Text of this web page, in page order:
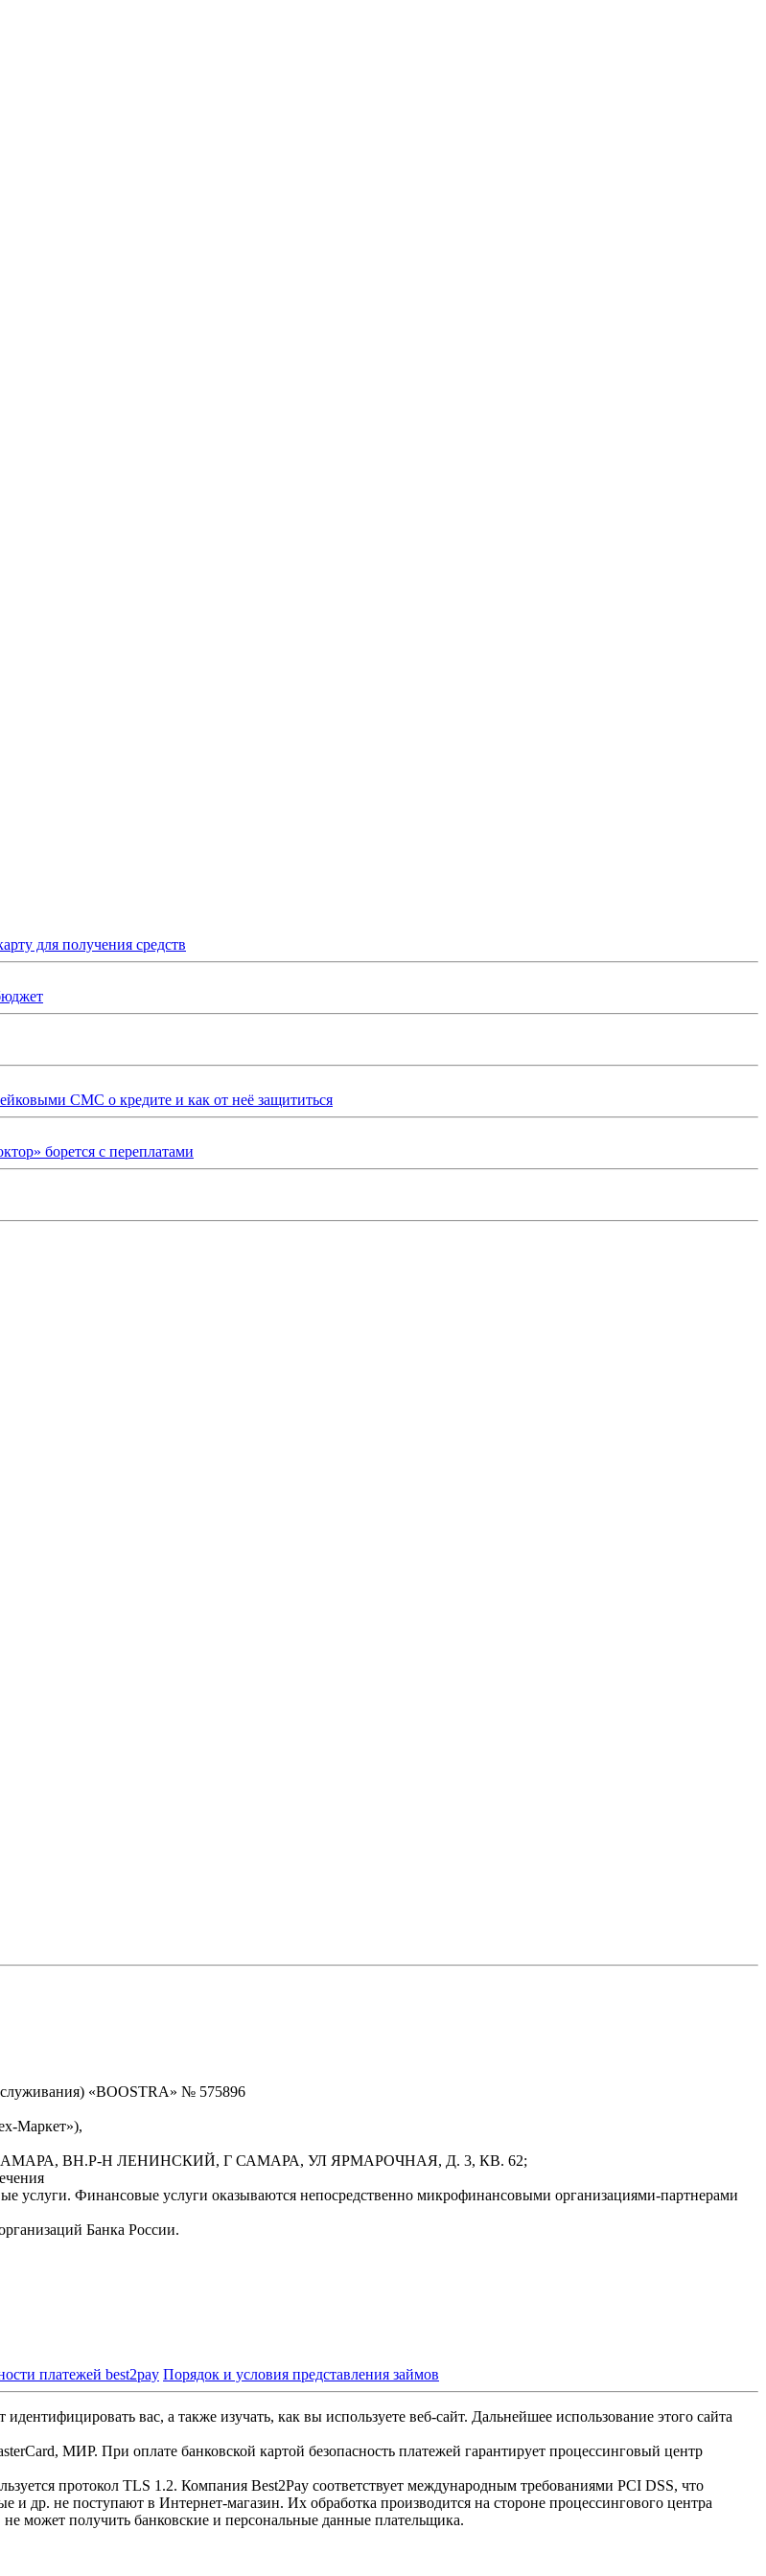
для получения средств
СМС о кредите и как от неё защититься
борется с переплатами
«BOOSTRA» № 575896
Маркет»),
САМАРА, ВН.Р-Н ЛЕНИНСКИЙ, Г САМАРА, УЛ ЯРМАРОЧНАЯ, Д. 3, КВ. 62;
услуги. Финансовые услуги оказываются непосредственно микрофинансовыми организациями-партнерами
Банка России.
платежей best2pay Порядок и условия представления займов
вас, а также изучать, как вы используете веб-сайт. Дальнейшее использование этого сайта
МИР. При оплате банковской картой безопасность платежей гарантирует процессинговый центр
протокол TLS 1.2. Компания Best2Pay соответствует международным требованиями PCI DSS, что
и др. не поступают в Интернет-магазин. Их обработка производится на стороне процессингового центра
получить банковские и персональные данные плательщика.